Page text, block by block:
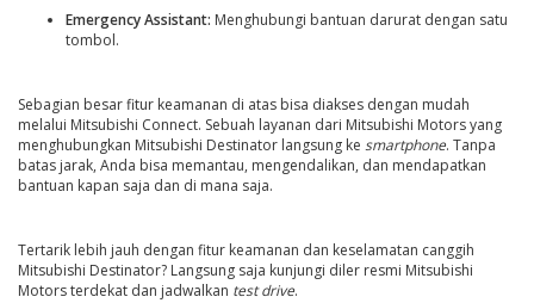
Emergency Assistant: Menghubungi bantuan darurat dengan satu
tombol.
Sebagian besar fitur keamanan di atas bisa diakses dengan mudah
melalui Mitsubishi Connect. Sebuah layanan dari Mitsubishi Motors yang
menghubungkan Mitsubishi Destinator langsung ke smartphone. Tanpa
batas jarak, Anda bisa memantau, mengendalikan, dan mendapatkan
bantuan kapan saja dan di mana saja.
Tertarik lebih jauh dengan fitur keamanan dan keselamatan canggih
Mitsubishi Destinator? Langsung saja kunjungi diler resmi Mitsubishi
Motors terdekat dan jadwalkan test drive.